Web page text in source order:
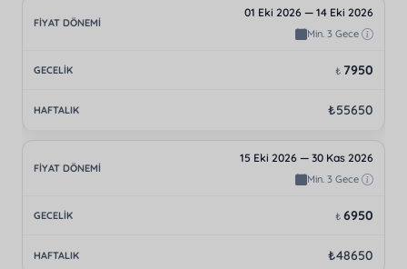
01 Eki 2026 — 14 Eki 2026
Min. 3 Gece
₺ 7950
₺55650
15 Eki 2026 — 30 Kas 2026
Min. 3 Gece
₺ 6950
₺48650